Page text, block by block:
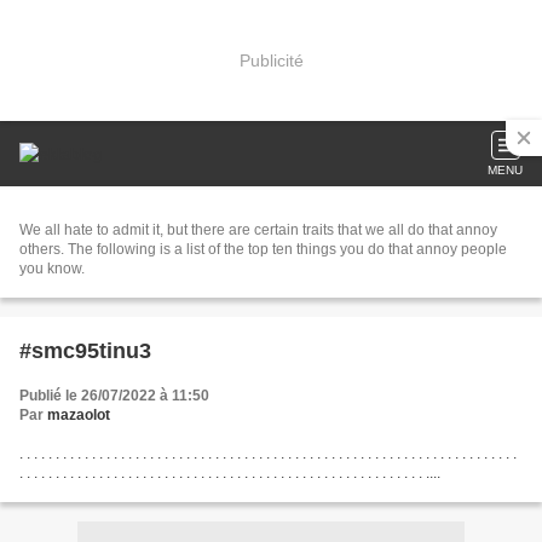
Publicité
MENU
We all hate to admit it, but there are certain traits that we all do that annoy
others. The following is a list of the top ten things you do that annoy people
you know.
#smc95tinu3
Publié le 26/07/2022 à 11:50
Par mazaolot
. . . . . . . . . . . . . . . . . . . . . . . . . . . . . . . . . . . . . . . . . . . . . . . . . . . . . . . . . . . . . . . . . . . . .
. . . . . . . . . . . . . . . . . . . . . . . . . . . . . . . . . . . . . . . . . . . . . . . . . . . . . . . . ....